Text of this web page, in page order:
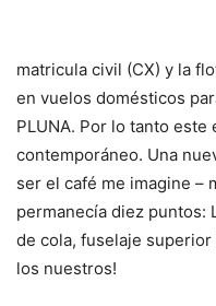
matricula civil (CX) y la
en vuelos domésticos
PLUNA. Por lo tanto
contemporáneo. Una
ser el café me imagine –
permanecía diez puntos:
de cola, fuselaje
los nuestros!